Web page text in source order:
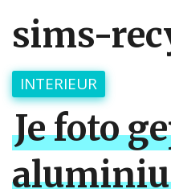
sims-
INTERIEUR
Je foto